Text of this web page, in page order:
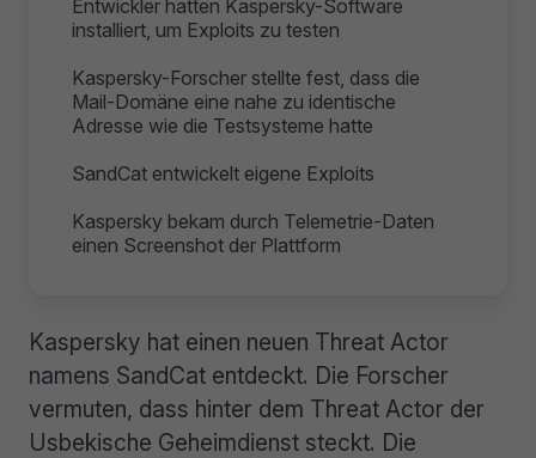
Entwickler hatten Kaspersky-Software
installiert, um Exploits zu testen
Kaspersky-Forscher stellte fest, dass die
Mail-Domäne eine nahe zu identische
Adresse wie die Testsysteme hatte
SandCat entwickelt eigene Exploits
Kaspersky bekam durch Telemetrie-Daten
einen Screenshot der Plattform
Kaspersky hat einen neuen Threat Actor
namens SandCat entdeckt. Die Forscher
vermuten, dass hinter dem Threat Actor der
Usbekische Geheimdienst steckt. Die